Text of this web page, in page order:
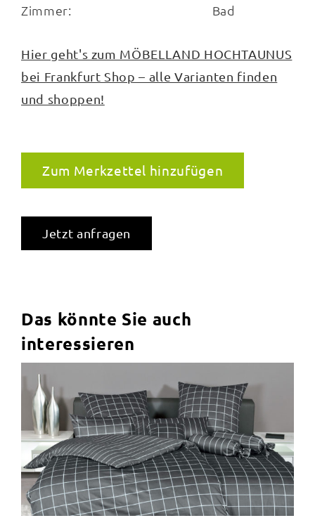
Zimmer:
Bad
Hier geht's zum MÖBELLAND HOCHTAUNUS
bei Frankfurt Shop – alle Varianten finden
und shoppen!
Zum Merkzettel hinzufügen
Jetzt anfragen
Das könnte Sie auch
interessieren